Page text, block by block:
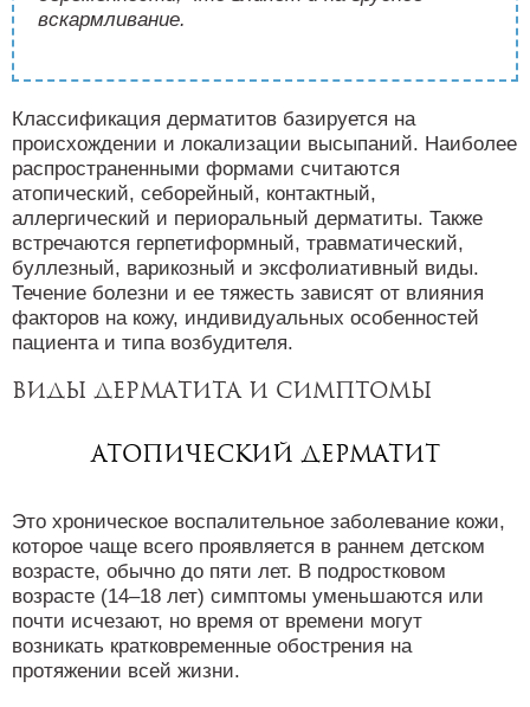
вскармливание.
Классификация дерматитов базируется на
происхождении и локализации высыпаний. Наиболее
распространенными формами считаются
атопический, себорейный, контактный,
аллергический и периоральный дерматиты. Также
встречаются герпетиформный, травматический,
буллезный, варикозный и эксфолиативный виды.
Течение болезни и ее тяжесть зависят от влияния
факторов на кожу, индивидуальных особенностей
пациента и типа возбудителя.
Виды дерматита и симптомы
Атопический дерматит
Это хроническое воспалительное заболевание кожи,
которое чаще всего проявляется в раннем детском
возрасте, обычно до пяти лет. В подростковом
возрасте (14–18 лет) симптомы уменьшаются или
почти исчезают, но время от времени могут
возникать кратковременные обострения на
протяжении всей жизни.